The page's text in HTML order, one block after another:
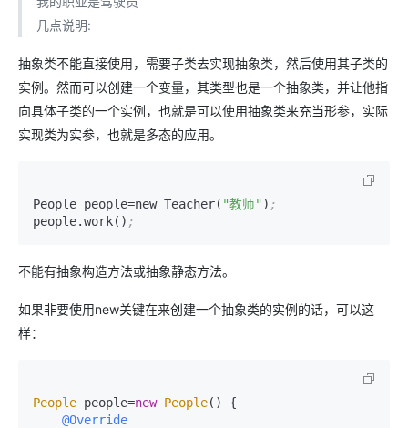
几点说明:
抽象类不能直接使用，需要子类去实现抽象类，然后使用其子类的
实例。然而可以创建一个变量，其类型也是一个抽象类，并让他指
向具体子类的一个实例，也就是可以使用抽象类来充当形参，实际
实现类为实参，也就是多态的应用。
People people=new Teacher( "教师" ) ;
people.work() ;
不能有抽象构造方法或抽象静态方法。
如果非要使用new关键在来创建一个抽象类的实例的话，可以这
样：
People people=new People() {
@Override